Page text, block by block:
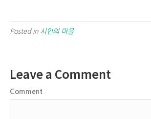
Posted in 시인의 마을
Leave a Comment
Comment